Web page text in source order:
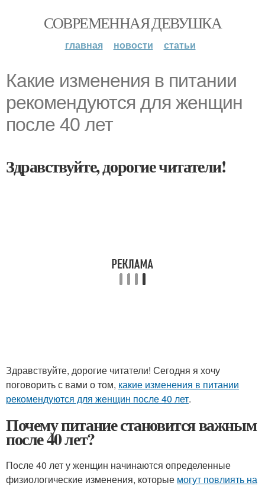
СОВРЕМЕННАЯ ДЕВУШКА
главная новости статьи
Какие изменения в питании
рекомендуются для женщин
после 40 лет
Здравствуйте, дорогие читатели!
Здравствуйте, дорогие читатели! Сегодня я хочу
поговорить с вами о том, какие изменения в питании
рекомендуются для женщин после 40 лет.
Почему питание становится важным
после 40 лет?
После 40 лет у женщин начинаются определенные
физиологические изменения, которые могут повлиять на